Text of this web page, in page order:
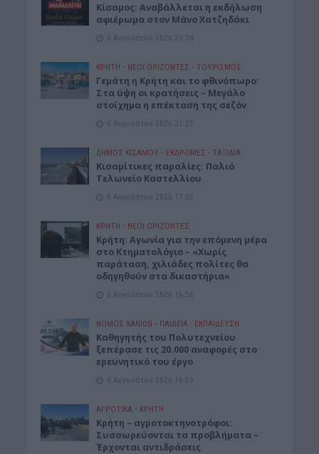
Κίσαμος: Αναβάλλεται η εκδήλωση
αφιέρωμα στον Μάνο Χατζηδάκι
5 Αυγούστου 2026 21:34
ΚΡΗΤΗ • ΝΕΟΙ ΟΡΙΖΟΝΤΕΣ • ΤΟΥΡΙΣΜΟΣ
Γεμάτη η Κρήτη και το φθινόπωρο:
Στα ύψη οι κρατήσεις – Μεγάλο
στοίχημα η επέκταση της σεζόν
5 Αυγούστου 2026 21:27
ΔΉΜΟΣ ΚΙΣΆΜΟΥ • ΕΚΔΡΟΜΈΣ - ΤΑΞΊΔΙΑ
Kισαμίτικες παραλίες: Παλιό
Τελωνείο Καστελλίου
5 Αυγούστου 2026 17:06
ΚΡΗΤΗ • ΝΕΟΙ ΟΡΙΖΟΝΤΕΣ
Kρήτη: Αγωνία για την επόμενη μέρα
στο Κτηματολόγιο – «Χωρίς
παράταση, χιλιάδες πολίτες θα
οδηγηθούν στα δικαστήρια»
5 Αυγούστου 2026 16:56
ΝΟΜΌΣ ΧΑΝΊΩΝ • ΠΑΙΔΕΙΑ - ΕΚΠΑΙΔΕΥΣΗ
Καθηγητής του Πολυτεχνείου
ξεπέρασε τις 20.000 αναφορές στο
ερευνητικό του έργο
5 Αυγούστου 2026 16:53
ΑΓΡΟΤΙΚΑ • ΚΡΗΤΗ
Κρήτη – αγροτοκτηνοτρόφοι:
Συσσωρεύονται τα προβλήματα –
Έρχονται αντιδράσεις